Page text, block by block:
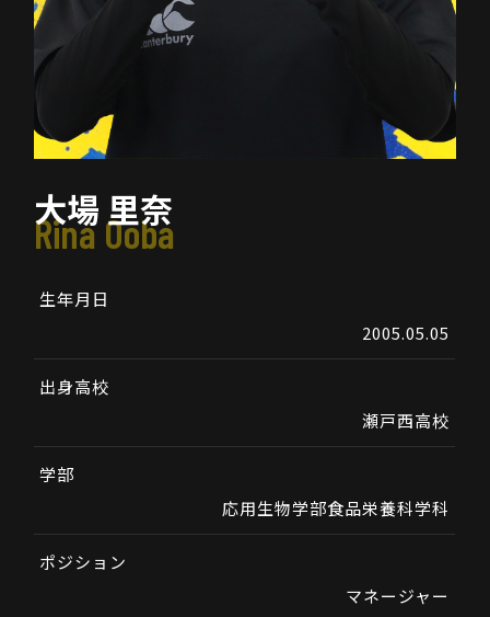
大場 里奈
Rina Ooba
生年月日
2005.05.05
出身高校
瀬戸西高校
学部
応用生物学部食品栄養科学科
ポジション
マネージャー